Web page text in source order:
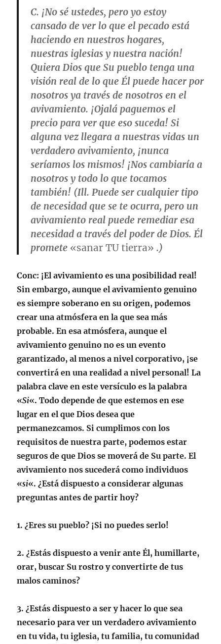
C. ¡No sé ustedes, pero yo estoy
cansado de ver lo que el pecado está
haciendo en nuestros hogares,
nuestras iglesias y nuestra nación!
Quiera Dios que Su pueblo tenga una
visión real de lo que Él puede hacer por
nosotros ya través de nosotros en el
avivamiento. ¡Ojalá paguemos el
precio para ver que eso suceda! Si
alguna vez llegara a nuestras vidas un
verdadero avivamiento, ¡nunca
seríamos los mismos! ¡Nos cambiaría a
nosotros y todo lo que tocamos
también! (Ill. Puede ser cualquier tipo
de necesidad que se te ocurra, pero un
avivamiento real puede remediar esa
necesidad a través del poder de Dios. Él
promete «sanar TU tierra» .)
Conc: ¡El avivamiento es una posibilidad real!
Sin embargo, aunque el avivamiento genuino
es siempre soberano en su origen, podemos
crear una atmósfera en la que sea más
probable. En esa atmósfera, aunque el
avivamiento genuino no es un evento
garantizado, al menos a nivel corporativo, ¡se
convertirá en una realidad a nivel personal! La
palabra clave en este versículo es la palabra
«Si«. Todo depende de que estemos en ese
lugar en el que Dios desea que
permanezcamos. Si cumplimos con los
requisitos de nuestra parte, podemos estar
seguros de que Dios se moverá de Su parte. El
avivamiento nos sucederá como individuos
«si«. ¿Está dispuesto a considerar algunas
preguntas antes de partir hoy?
1. ¿Eres su pueblo? ¡Si no puedes serlo!
2. ¿Estás dispuesto a venir ante Él, humillarte,
orar, buscar Su rostro y convertirte de tus
malos caminos?
3. ¿Estás dispuesto a ser y hacer lo que sea
necesario para ver un verdadero avivamiento
en tu vida, tu iglesia, tu familia, tu comunidad